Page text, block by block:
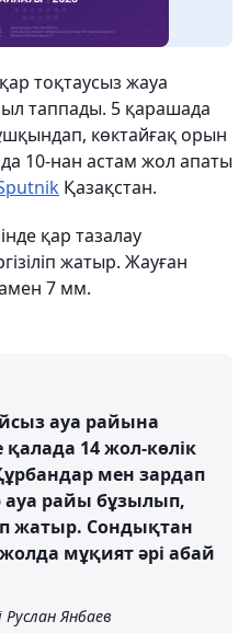
тоқтаусыз жауа
таппады. 5 қарашада
көктайғақ орын
10-нан астам жол апаты
Қазақстан.
қар тазалау
жатыр. Жауған
7 мм.
ауа райына
14 жол-көлік
мен зардап
ауа райы бұзылып,
жатыр. Сондықтан
мұқият әрі абай
Янбаев